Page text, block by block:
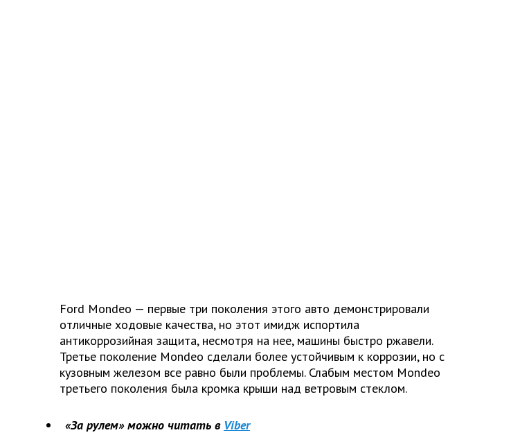
Ford Mondeo — первые три поколения этого авто демонстрировали
отличные ходовые качества, но этот имидж испортила
антикоррозийная защита, несмотря на нее, машины быстро ржавели.
Третье поколение Mondeo сделали более устойчивым к коррозии, но с
кузовным железом все равно были проблемы. Слабым местом Mondeo
третьего поколения была кромка крыши над ветровым стеклом.
«За рулем» можно читать в Viber